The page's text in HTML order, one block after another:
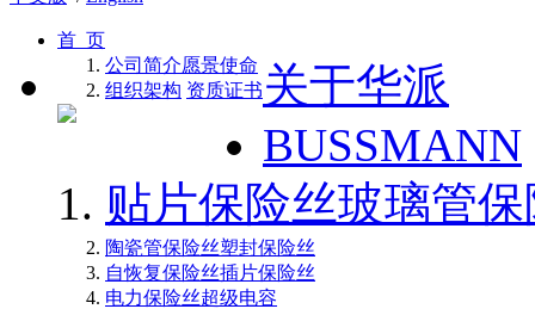
首 页
关于华派
公司简介愿景使命
组织架构 资质证书
BUSSMANN
贴片保险丝玻璃管
陶瓷管保险丝塑封保险丝
自恢复保险丝插片保险丝
电力保险丝超级电容